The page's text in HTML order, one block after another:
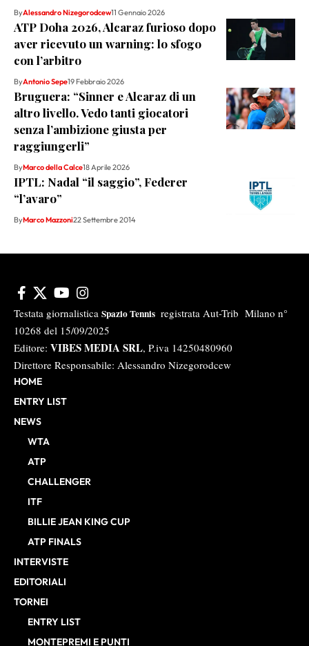
ByAlessandro Nizegorodcew11 Gennaio 2026
ATP Doha 2026, Alcaraz furioso dopo
aver ricevuto un warning: lo sfogo
con l’arbitro
ByAntonio Sepe19 Febbraio 2026
Bruguera: “Sinner e Alcaraz di un
altro livello. Vedo tanti giocatori
senza l’ambizione giusta per
raggiungerli”
ByMarco della Calce18 Aprile 2026
IPTL: Nadal “il saggio”, Federer
“l’avaro”
ByMarco Mazzoni22 Settembre 2014
Testata giornalistica Spazio Tennis registrata Aut-Trib Milano n°
10268 del 15/09/2025
Editore: VIBES MEDIA SRL, P.iva 14250480960
Direttore Responsabile: Alessandro Nizegorodcew
HOME
ENTRY LIST
NEWS
WTA
ATP
CHALLENGER
ITF
BILLIE JEAN KING CUP
ATP FINALS
INTERVISTE
EDITORIALI
TORNEI
ENTRY LIST
MONTEPREMI E PUNTI